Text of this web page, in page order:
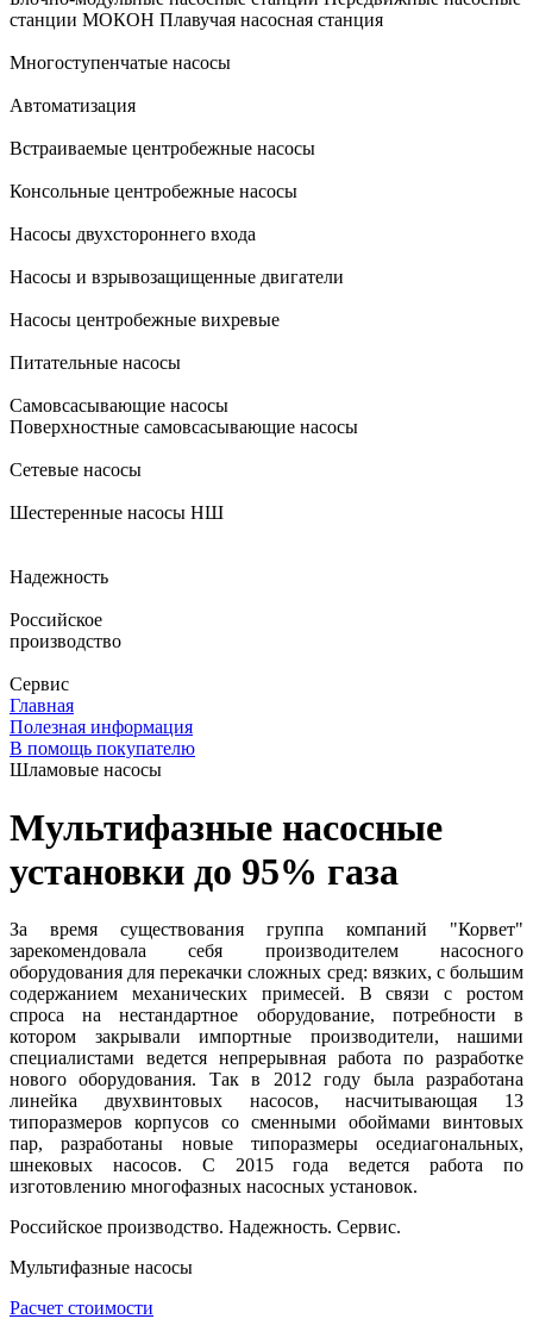
станции МОКОН Плавучая насосная станция
Многоступенчатые насосы
Автоматизация
Встраиваемые центробежные насосы
Консольные центробежные насосы
Насосы двухстороннего входа
Насосы и взрывозащищенные двигатели
Насосы центробежные вихревые
Питательные насосы
Самовсасывающие насосы
Поверхностные самовсасывающие насосы
Сетевые насосы
Шестеренные насосы НШ
Надежность
Российское
производство
Сервис
Главная
Полезная информация
В помощь покупателю
Шламовые насосы
Мультифазные насосные
установки до 95% газа
За время существования группа компаний "Корвет"
зарекомендовала себя производителем насосного
оборудования для перекачки сложных сред: вязких, с большим
содержанием механических примесей. В связи с ростом
спроса на нестандартное оборудование, потребности в
котором закрывали импортные производители, нашими
специалистами ведется непрерывная работа по разработке
нового оборудования. Так в 2012 году была разработана
линейка двухвинтовых насосов, насчитывающая 13
типоразмеров корпусов со сменными обоймами винтовых
пар, разработаны новые типоразмеры оседиагональных,
шнековых насосов. С 2015 года ведется работа по
изготовлению многофазных насосных установок.
Российское производство. Надежность. Сервис.
Мультифазные насосы
Расчет стоимости